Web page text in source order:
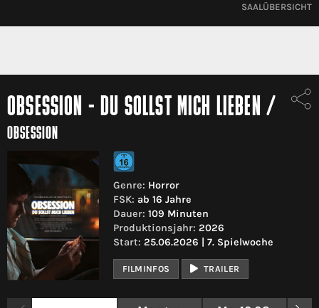
SAALÜBERSICHT
OBSESSION - DU SOLLST MICH LIEBEN /
OBSESSION
Genre: Horror
FSK: ab 16 Jahre
Dauer: 109 Minuten
Produktionsjahr: 2026
Start: 25.06.2026 | 7. Spielwoche
FILMINFOS TRAILER